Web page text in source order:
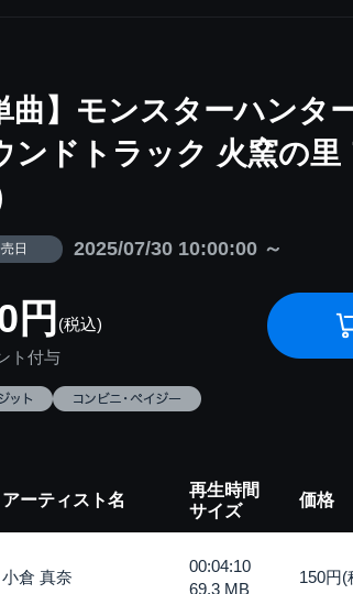
曲】モンスターハン
ンドトラック 火窯の
日 2025/07/30 10:00:00 ～
円 (税込)
ト付与
アーティスト名
再生時間
サイズ
価格
小倉 真奈
00:04:10
69.3 MB
150円(